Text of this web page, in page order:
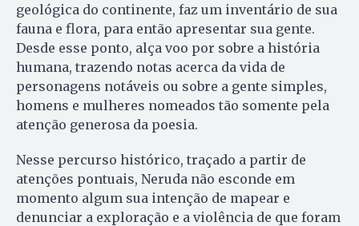
geológica do continente, faz um inventário de sua
fauna e flora, para então apresentar sua gente.
Desde esse ponto, alça voo por sobre a história
humana, trazendo notas acerca da vida de
personagens notáveis ou sobre a gente simples,
homens e mulheres nomeados tão somente pela
atenção generosa da poesia.
Nesse percurso histórico, traçado a partir de
atenções pontuais, Neruda não esconde em
momento algum sua intenção de mapear e
denunciar a exploração e a violência de que foram